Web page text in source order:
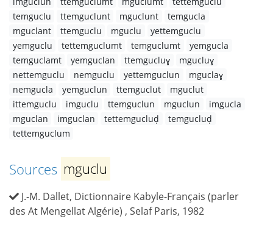
temguclu
ttemguclunt mguclunt
temgucla
mguclant
ttemguclu mguclu
yettemguclu
yemguclu
tettemguclumt temguclumt
yemgucla
temguclamt
yemguclan ttemgucluɣ
mgucluɣ
nettemguclu
nemguclu yettemguclun
mguclaɣ
nemgucla
yemguclun ttemguclut
mguclut
ittemguclu
imguclu ttemguclun mguclun
imgucla
mguclan
imguclan tettemgucluḍ
temgucluḍ
tettemguclum
Sources mguclu
J.-M. Dallet, Dictionnaire Kabyle-Français (parler
des At Mengellat Algérie) , Selaf Paris, 1982